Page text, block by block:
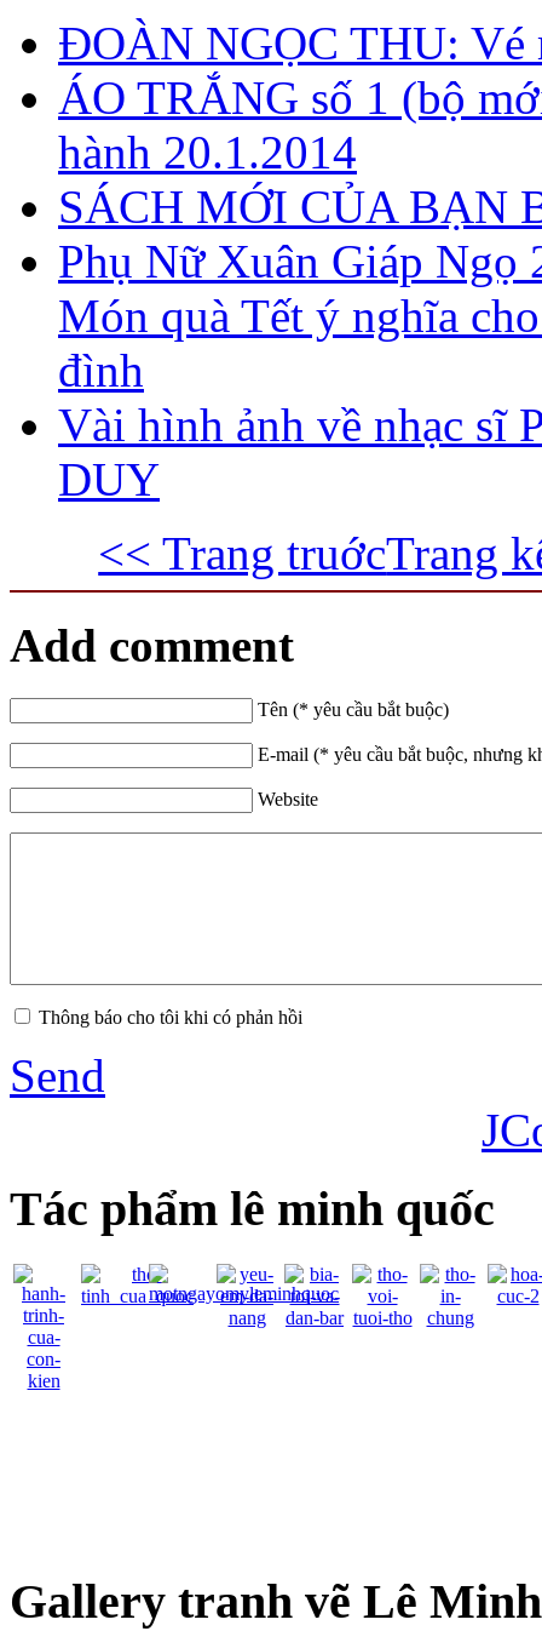
ĐOÀN NGỌC THU: Vé
ÁO TRẮNG số 1 (bộ
hành 20.1.2014
SÁCH MỚI CỦA BẠN
Phụ Nữ Xuân Giáp Ngọ
Món quà Tết ý nghĩa
đình
Vài hình ảnh về nhạc sĩ
DUY
<< Trang truớcTrang
Add comment
Tên (* yêu cầu bắt buộc)
E-mail (* yêu cầu bắt buộc, nhưng
Website
Thông báo cho tôi khi có phản hồi
Send
Tác phẩm lê minh quốc
Gallery tranh vẽ Lê